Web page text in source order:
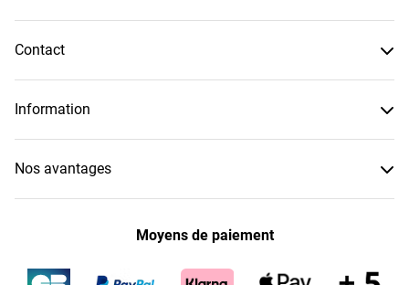
Contact
Information
Nos avantages
Moyens de paiement